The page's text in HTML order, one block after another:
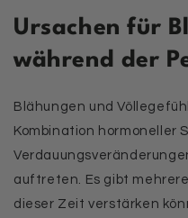
Ursachen für
während der
Blähungen und
Kombination hormoneller
auftreten. Es gibt
dieser Zeit verstärken